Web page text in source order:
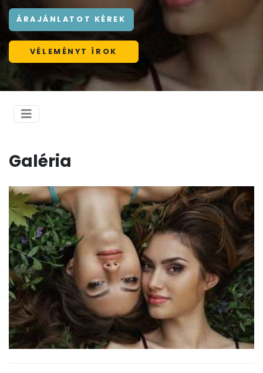
ÁRAJÁNLATOT KÉREK
VÉLEMÉNYT ÍROK
Galéria